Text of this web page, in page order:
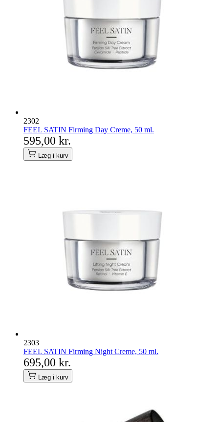
2302
FEEL SATIN Firming Day Creme, 50 ml.
595,00 kr.
Læg i kurv
2303
FEEL SATIN Firming Night Creme, 50 ml.
695,00 kr.
Læg i kurv